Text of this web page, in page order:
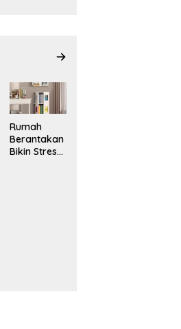
Rumah
Berantakan
Bikin Stres?